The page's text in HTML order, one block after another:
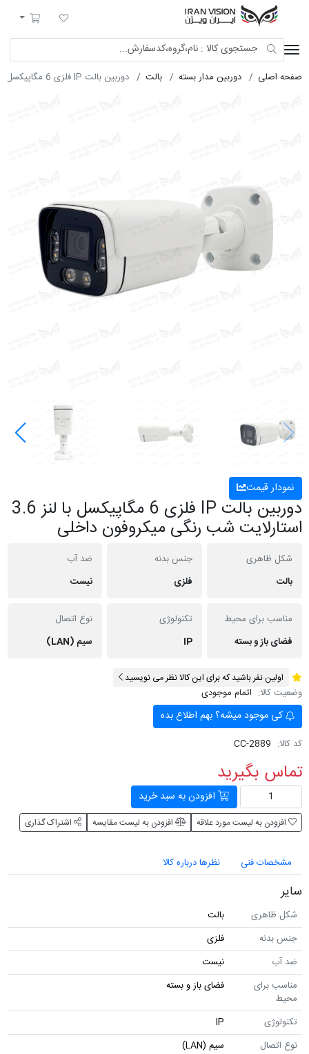
لیست مورد علاقه
سبد خرید
صفحه اصلی دوربین مدار بسته بالت دوربین بالت IP فلزی 6 مگاپیکسل با لنز 3.6 استارلایت شب رنگی میکروفون داخلی
نمودار قیمت
دوربین بالت IP فلزی 6 مگاپیکسل با لنز 3.6
استارلایت شب رنگی میکروفون داخلی
شکل ظاهری
بالت
جنس بدنه
فلزی
ضد آب
نیست
مناسب برای محیط
فضای باز و بسته
تکنولوژی
IP
نوع اتصال
سیم (LAN)
اولین نفر باشید که برای این کالا نظر می نویسید
وضعیت کالا: اتمام موجودی
کی موجود میشه؟ بهم اطلاع بده
کد کالا: CC-2889
تماس بگیرید
افزودن به سبد خرید
افزودن به لیست مورد علاقه افزودن به لیست مقایسه اشتراک گذاری
مشخصات فنی نظرها درباره کالا
سایر
شکل ظاهری
بالت
جنس بدنه
فلزی
ضد آب
نیست
مناسب برای
محیط
فضای باز و بسته
تکنولوژی
IP
نوع اتصال
سیم (LAN)